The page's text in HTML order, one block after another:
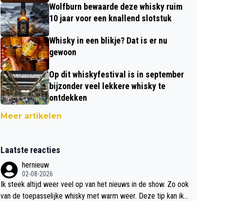
Wolfburn bewaarde deze whisky ruim
10 jaar voor een knallend slotstuk
Whisky in een blikje? Dat is er nu
gewoon
Op dit whiskyfestival is in september
bijzonder veel lekkere whisky te
ontdekken
Meer artikelen
Laatste reacties
hernieuw
02-08-2026
Ik steek altijd weer veel op van het nieuws in de show. Zo ook
van de toepasselijke whisky met warm weer. Deze tip kan ik